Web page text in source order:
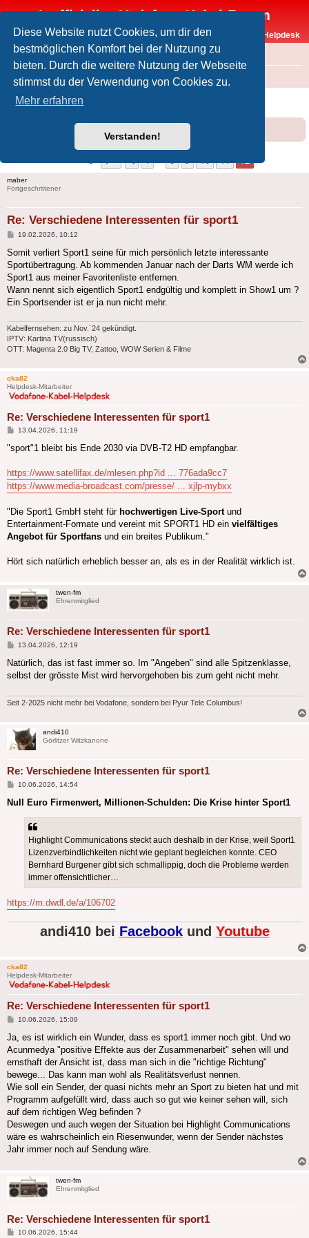
Diese Website nutzt Cookies, um dir den
bestmöglichen Komfort bei der Nutzung zu
bieten. Durch die weitere Nutzung der Webseite
stimmst du der Verwendung von Cookies zu.
Mehr erfahren
Verstanden!
Inoffizielles Vodafone-Kabel-Forum
Vodafone-Kabel-Helpdesk
FAQ
Foren-Übersicht Offtopic
Verschiedene Interessenten für sport1
Vorherige
1 8 9 10 11 12
maber
Fortgeschrittener
Re: Verschiedene Interessenten für sport1
Beitrag
19.02.2026, 10:12
Somit verliert Sport1 seine für mich persönlich letzte interessante
Sportübertragung. Ab kommenden Januar nach der Darts WM werde ich
Sport1 aus meiner Favoritenliste entfernen.
Wann nennt sich eigentlich Sport1 endgültig und komplett in Show1 um ?
Ein Sportsender ist er ja nun nicht mehr.
Kabelfernsehen: zu Nov.´24 gekündigt.
IPTV: Kartina TV(russisch)
OTT: Magenta 2.0 Big TV, Zattoo, WOW Serien & Filme
cka82
Helpdesk-Mitarbeiter
Re: Verschiedene Interessenten für sport1
Beitrag
13.04.2026, 11:19
"sport"1 bleibt bis Ende 2030 via DVB-T2 HD empfangbar.
https://www.satellifax.de/mlesen.php?id ... 776ada9cc7
https://www.media-broadcast.com/presse/ ... xjlp-mybxx
"Die Sport1 GmbH steht für hochwertigen Live-Sportund
Entertainment-Formate und vereint mit SPORT1 HD ein vielfältiges
Angebot für Sportfans und ein breites Publikum."
Hört sich natürlich erheblich besser an, als es in der Realität wirklich ist.
twen-fm
Ehrenmitglied
Re: Verschiedene Interessenten für sport1
Beitrag
13.04.2026, 12:19
Natürlich, das ist fast immer so. Im "Angeben" sind alle Spitzenklasse,
selbst der grösste Mist wird hervorgehoben bis zum geht nicht mehr.
Seit 2-2025 nicht mehr bei Vodafone, sondern bei Pyur Tele Columbus!
andi410
Görlitzer Witzkanone
Re: Verschiedene Interessenten für sport1
Beitrag
10.06.2026, 14:54
Null Euro Firmenwert, Millionen-Schulden: Die Krise hinter Sport1
Highlight Communications steckt auch deshalb in der Krise, weil Sport1
Lizenzverbindlichkeiten nicht wie geplant begleichen konnte. CEO
Bernhard Burgener gibt sich schmallippig, doch die Probleme werden
immer offensichtlicher…
https://m.dwdl.de/a/106702
andi410 bei Facebookund Youtube
cka82
Helpdesk-Mitarbeiter
Re: Verschiedene Interessenten für sport1
Beitrag
10.06.2026, 15:09
Ja, es ist wirklich ein Wunder, dass es sport1 immer noch gibt. Und wo
Acunmedya "positive Effekte aus der Zusammenarbeit" sehen will und
ernsthaft der Ansicht ist, dass man sich in die "richtige Richtung"
bewege... Das kann man wohl als Realitätsverlust nennen.
Wie soll ein Sender, der quasi nichts mehr an Sport zu bieten hat und mit
Programm aufgefüllt wird, dass auch so gut wie keiner sehen will, sich
auf dem richtigen Weg befinden ?
Deswegen und auch wegen der Situation bei Highlight Communications
wäre es wahrscheinlich ein Riesenwunder, wenn der Sender nächstes
Jahr immer noch auf Sendung wäre.
twen-fm
Ehrenmitglied
Re: Verschiedene Interessenten für sport1
Beitrag
10.06.2026, 15:44